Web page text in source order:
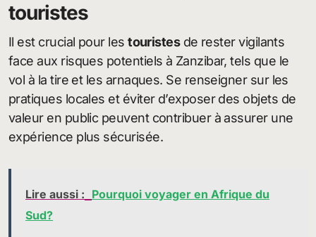
touristes
Il est crucial pour lestouristesde rester vigilants
face aux risques potentiels à Zanzibar, tels que le
vol à la tire et les arnaques. Se renseigner sur les
pratiques locales et éviter d’exposer des objets de
valeur en public peuvent contribuer à assurer une
expérience plus sécurisée.
Lire aussi : Pourquoi voyager en Afrique du
Sud?